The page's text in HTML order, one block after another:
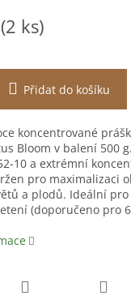
(2 ks)
Přidat do košíku
koncentrované
Bloom v balení 500
10 a extrémní
pro maximalizaci
a plodů. Ideální
(doporučeno pro